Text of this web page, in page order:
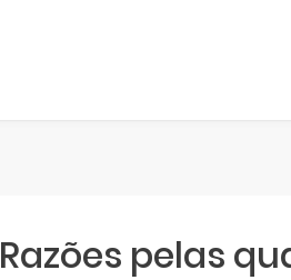
Razões pelas